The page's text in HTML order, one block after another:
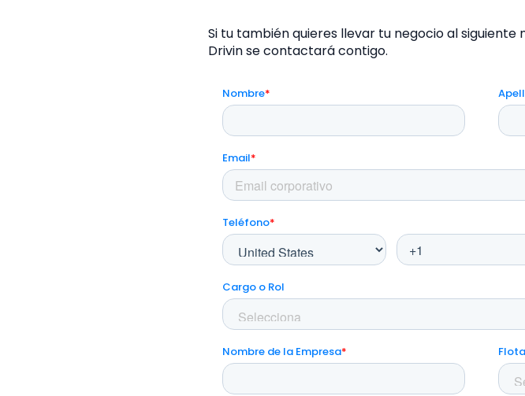
Si tu también quieres llevar tu negocio al siguiente
Drivin se contactará contigo.